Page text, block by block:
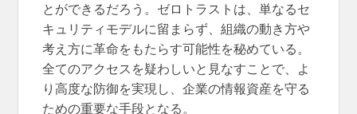
とができるだろう。ゼロトラストは、単なるセ
キュリティモデルに留まらず、組織の動き方や
考え方に革命をもたらす可能性を秘めている。
全てのアクセスを疑わしいと見なすことで、よ
り高度な防御を実現し、企業の情報資産を守る
ための重要な手段となる。